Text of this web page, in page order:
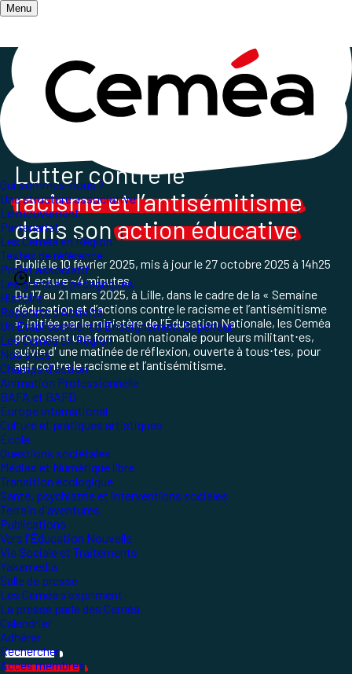
Menu
Qui sommes-nous ?
Une structure associative
Le mouvement
Partenariat
Les Ceméa en Région
Textes de référence
Projet associatif
Les grand.es pédagogues
Histoire
Rapports d'Activité
Un Etablissement d'Enseignement Supérieur
Les Ceméa en Région
Nos sites
Champs d'action
Animation Professionnelle
BAFA et BAFD
Europe international
Culture et pratiques artistiques
École
Questions sociétales
Médias et Numérique libre
Transition écologique
Santé, psychiatrie et interventions sociales
Terrain d'aventures
Publications
Vers l'Éducation Nouvelle
Vie Sociale et Traitements
Yakamedia
Salle de presse
Les Ceméa s'expriment
La presse parle des Ceméa
Calendrier
Adhérer
Rechercher
Accès membres
Accueil/ Les champs d'action /
Questions sociétales
Lutter contre le
racisme et l’antisémitisme
dans sonaction éducative
Publié le10 février 2025, mis à jour le27 octobre 2025 à 14h25
Lecture ~4 minutes
Du 17 au 21 mars 2025, à Lille, dans le cadre de la « Semaine
d’éducation et d’actions contre le racisme et l’antisémitisme
», initiée par le ministère de l’Éducation Nationale, les Ceméa
proposent une formation nationale pour leurs militant⋅es,
suivie d' une matinée de réflexion, ouverte à tous⋅tes, pour
agir contre le racisme et l’antisémitisme.